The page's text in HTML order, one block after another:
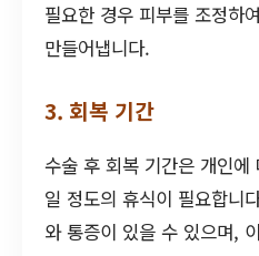
필요한 경우 피부를 조정하
만들어냅니다.
3. 회복 기간
수술 후 회복 기간은 개인
일 정도의 휴식이 필요합니
와 통증이 있을 수 있으며,